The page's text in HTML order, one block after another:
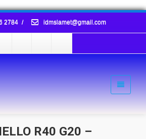
2784 / idmslamet@gmail.com
R40 G20 –